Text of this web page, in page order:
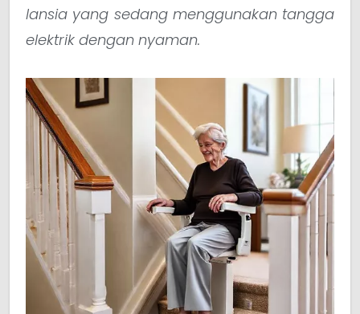
lansia yang sedang menggunakan tangga
elektrik dengan nyaman.